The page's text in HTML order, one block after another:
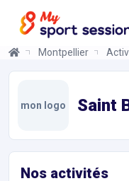
Montpellier
mon logo Saint
Nos activités